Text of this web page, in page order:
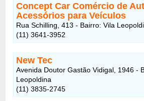
Concept Car Comércio de
Acessórios para Veículos
Rua Schilling, 413 - Bairro: Vila
(11) 3641-3952
New Tec
Avenida Doutor Gastão Vidigal, 1946 -
Leopoldina
(11) 3835-2745